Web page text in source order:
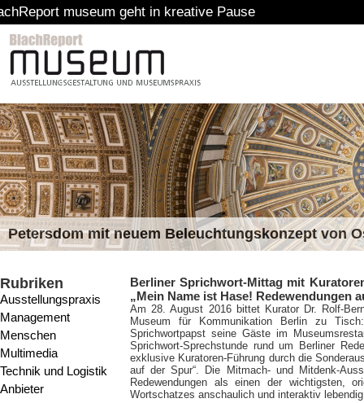
geht in kreative Pause
Petersdom mit neuem Beleuchtungskonzept von
Rubriken
Ausstellungspraxis
Management
Menschen
Multimedia
Technik und Logistik
Anbieter
Berliner Sprichwort-Mittag mit
„Mein Name ist Hase! Redewendungen
Am 28. August 2016 bittet Kurator Dr. Rolf-
Museum für Kommunikation Berlin zu
Sprichwortpapst seine Gäste im
Sprichwort-Sprechstunde rund um Berliner
exklusive Kuratoren-Führung durch die
auf der Spur“. Die Mitmach- und Mitdenk-
Redewendungen als einen der wichtigsten,
Wortschatzes anschaulich und interaktiv